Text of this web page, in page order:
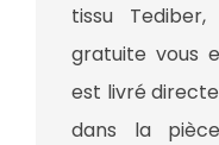
tissu
gratuite vous
est livré
dans la